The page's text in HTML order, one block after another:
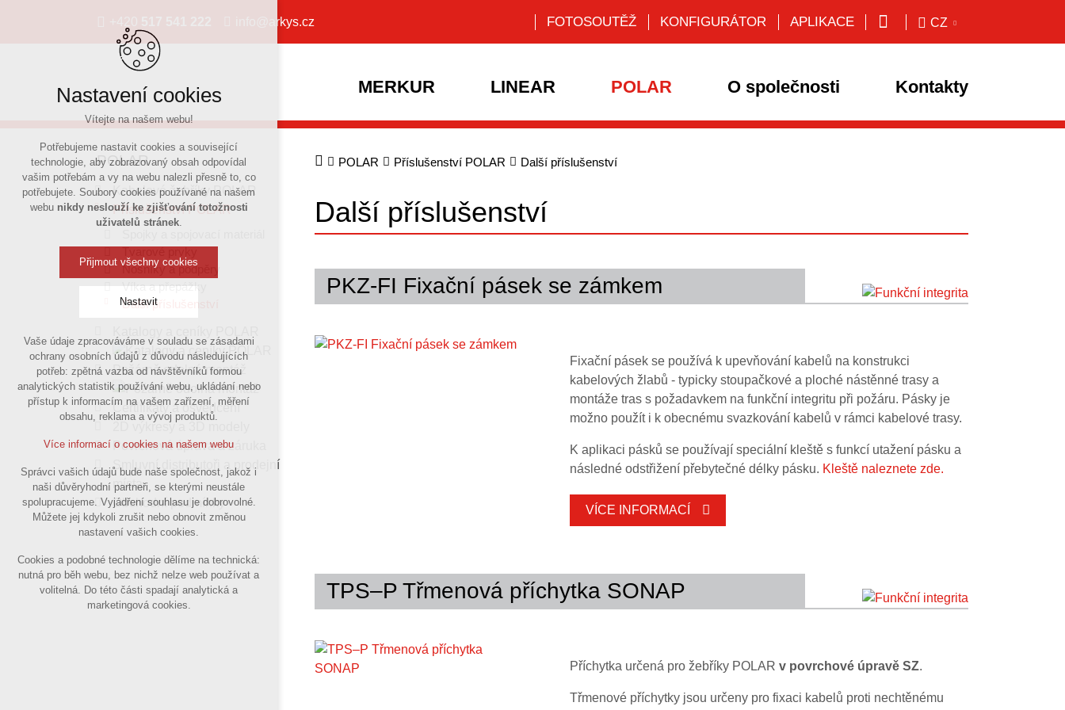
info@arkys.cz FOTOSOUTĚŽ KONFIGURÁTOR APLIKACE CZ
MERKUR LINEAR POLAR O společnosti Kontakty
POLAR
Kabelové žebříky POLAR
Příslušenství POLAR
Nosníky a podpěry
Víka a přepážky
Další příslušenství
Požárně odolná montáž
Certifikáty a osvědčení
2D výkresy a 3D modely
Povrchová úprava a záruka
Smluvní distributoři a prodejní
místa
Obchodní podmínky
POLAR Příslušenství POLAR Další příslušenství
Další příslušenství
PKZ-FI Fixační pásek se zámkem
Fixační pásek se používá k upevňování kabelů na konstrukci
kabelových žlabů - typicky stoupačkové a ploché nástěnné trasy a
montáže tras s požadavkem na funkční integritu při požáru. Pásky je
možno použít i k obecnému svazkování kabelů v rámci kabelové trasy.
K aplikaci pásků se používají speciální kleště s funkcí utažení pásku a
následné odstřižení přebytečné délky pásku. Kleště naleznete zde.
VÍCE INFORMACÍ
označení
[mm]
[mm]
PKZ-FI 200
200 4,9
ARK-239581
PKZ-FI 360
PKZ-FI 500
7,9 ARK-239593
TPS–P Třmenová příchytka SONAP
Příchytka určená pro žebříky POLAR v povrchové úpravě SZ.
Třmenové příchytky jsou určeny pro fixaci kabelů proti nechtěnému
Nastavení cookies
Vítejte na našem webu!
Potřebujeme nastavit cookies a související
technologie, aby zobrazovaný obsah odpovídal
vašim potřebám a vy na webu nalezli přesně to, co
potřebujete. Soubory cookies používané na našem
webu nikdy neslouží ke zjišťování totožnosti
uživatelů stránek.
Přijmout všechny cookies
Nastavit
Technická cookies
nutná pro provozování webu
udržení kontextu stránek (session):
případná přihlášení, volby jazyka, apod.
Volitelná cookies
vyhodnocení návštěvnosti
marketingová cookies
(Google,Sklik,Hotjar)
Přijmout všechny cookies
Vaše údaje zpracováváme v souladu se zásadami
ochrany osobních údajů z důvodu následujících
potřeb: zpětná vazba od návštěvníků formou
analytických statistik používání webu, ukládání nebo
přístup k informacím na vašem zařízení, měření
obsahu, reklama a vývoj produktů.
Více informací o cookies na našem webu
Správci vašich údajů bude naše společnost, jakož i
naši důvěryhodní partneři, se kterými neustále
spolupracujeme. Vyjádření souhlasu je dobrovolné.
Můžete jej kdykoli zrušit nebo obnovit změnou
nastavení vašich cookies.
Cookies a podobné technologie dělíme na technická:
nutná pro běh webu, bez nichž nelze web používat a
volitelná. Do této části spadají analytická a
marketingová cookies.